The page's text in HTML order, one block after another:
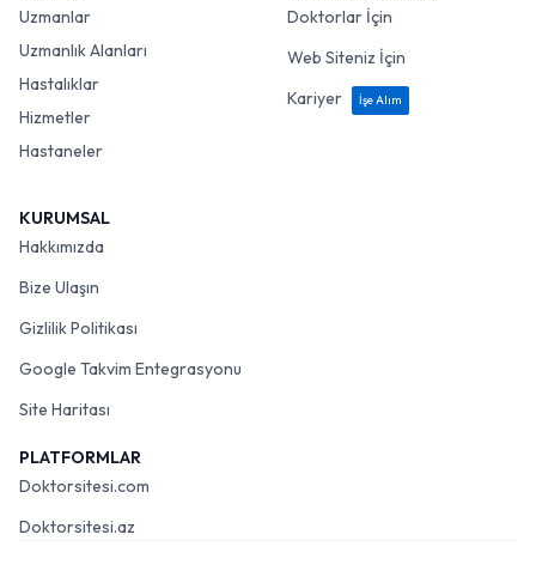
Uzmanlar
Uzmanlık Alanları
Hastalıklar
Hizmetler
Hastaneler
Doktorlar İçin
Web Siteniz İçin
Kariyer
İşe Alım
KURUMSAL
Hakkımızda
Bize Ulaşın
Gizlilik Politikası
Google Takvim Entegrasyonu
Site Haritası
PLATFORMLAR
Doktorsitesi.com
Doktorsitesi.az